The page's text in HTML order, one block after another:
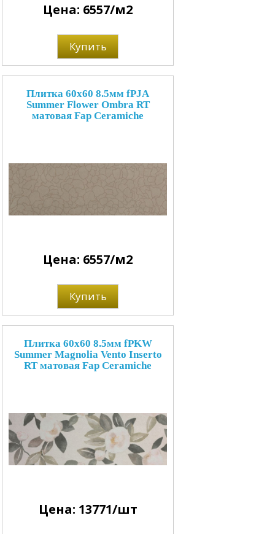
Цена: 6557/м2
Купить
Плитка 60x60 8.5мм fPJA
Summer Flower Ombra RT
матовая Fap Ceramiche
Цена: 6557/м2
Купить
Плитка 60x60 8.5мм fPKW
Summer Magnolia Vento Inserto
RT матовая Fap Ceramiche
Цена: 13771/шт